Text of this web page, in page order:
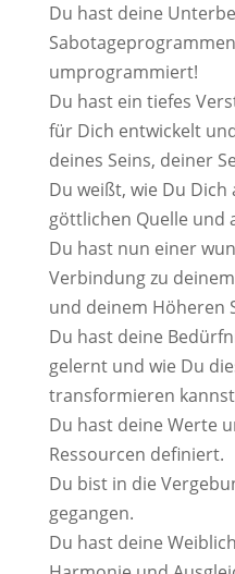
Du hast deine
umprogrammiert!
Du hast ein tiefes
für Dich entwickelt
deines Seins, deiner
Du weißt, wie Du
göttlichen Quelle und
Du hast nun einer
Verbindung zu
und deinem Höheren
Du hast deine
gelernt und wie Du
transformieren
Du hast deine Werte
Ressourcen definiert.
Du bist in die
gegangen.
Du hast deine